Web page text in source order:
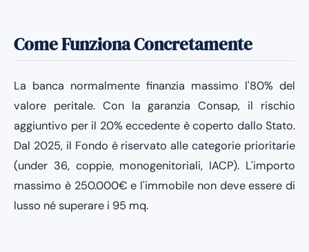
Come Funziona Concretamente
La banca normalmente finanzia massimo l'80% del
valore peritale. Con la garanzia Consap, il rischio
aggiuntivo per il 20% eccedente è coperto dallo Stato.
Dal 2025, il Fondo è riservato alle categorie prioritarie
(under 36, coppie, monogenitoriali, IACP). L'importo
massimo è 250.000€ e l'immobile non deve essere di
lusso né superare i 95 mq.